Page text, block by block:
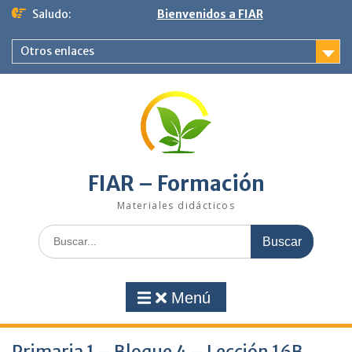
Saltar
contenido
Saludo: Bienvenidos a FIAR
Otros enlaces
FIAR – Formación
Materiales didácticos
Buscar:
Menú